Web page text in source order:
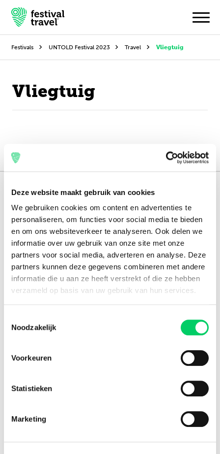
Deze website maakt gebruik van cookies
We gebruiken cookies om content en advertenties te
personaliseren, om functies voor social media te bieden
en om ons websiteverkeer te analyseren. Ook delen we
informatie over uw gebruik van onze site met onze
partners voor social media, adverteren en analyse. Deze
partners kunnen deze gegevens combineren met andere
informatie die u aan ze heeft verstrekt of die ze hebben
verzameld op basis van uw gebruik van hun services.
Noodzakelijk
Voorkeuren
Statistieken
Marketing
Travel
Dutch
English
Festivals UNTOLD Festival 2023 Travel Vliegtuig
Vliegtuig
151.000+ travellers
+15 years experience
8.8 from ourreviews
Partners
Press
Information
Bus travel
Facebook Instagram